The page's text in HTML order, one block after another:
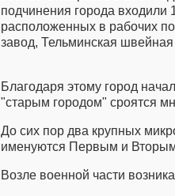
подчинения города
расположенных в рабочих
завод, Тельминская
Благодаря этому город
"старым городом" сроятся
До сих пор два крупных
именуются Первым и
Возле военной части